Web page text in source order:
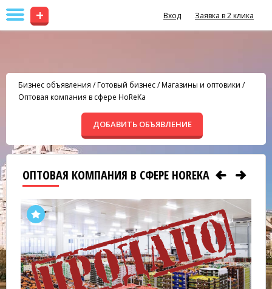
+ Вход Заявка в 2 клика
Бизнес объявления /Готовый бизнес/Магазины и оптовики /
Оптовая компания в сфере HoReKa
ДОБАВИТЬ ОБЪЯВЛЕНИЕ
ОПТОВАЯ КОМПАНИЯ В СФЕРЕ HOREKA